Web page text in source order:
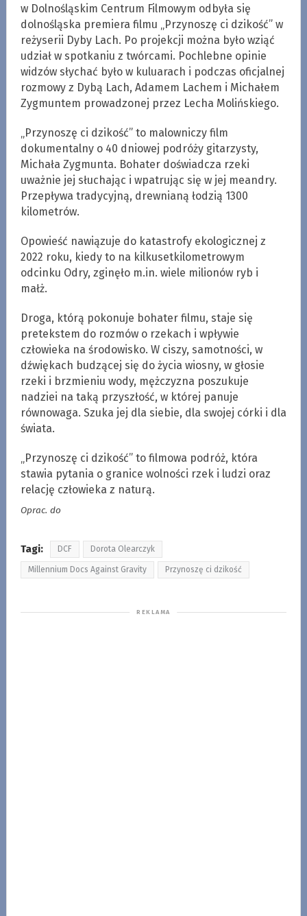
w Dolnośląskim Centrum Filmowym odbyła się
dolnośląska premiera filmu „Przynoszę ci dzikość” w
reżyserii Dyby Lach. Po projekcji można było wziąć
udział w spotkaniu z twórcami. Pochlebne opinie
widzów słychać było w kuluarach i podczas oficjalnej
rozmowy z Dybą Lach, Adamem Lachem i Michałem
Zygmuntem prowadzonej przez Lecha Molińskiego.
„Przynoszę ci dzikość” to malowniczy film
dokumentalny o 40 dniowej podróży gitarzysty,
Michała Zygmunta. Bohater doświadcza rzeki
uważnie jej słuchając i wpatrując się w jej meandry.
Przepływa tradycyjną, drewnianą łodzią 1300
kilometrów.
Opowieść nawiązuje do katastrofy ekologicznej z
2022 roku, kiedy to na kilkusetkilometrowym
odcinku Odry, zginęło m.in. wiele milionów ryb i
małż.
Droga, którą pokonuje bohater filmu, staje się
pretekstem do rozmów o rzekach i wpływie
człowieka na środowisko. W ciszy, samotności, w
dźwiękach budzącej się do życia wiosny, w głosie
rzeki i brzmieniu wody, mężczyzna poszukuje
nadziei na taką przyszłość, w której panuje
równowaga. Szuka jej dla siebie, dla swojej córki i dla
świata.
„Przynoszę ci dzikość” to filmowa podróż, która
stawia pytania o granice wolności rzek i ludzi oraz
relację człowieka z naturą.
Oprac. do
Tagi: DCF Dorota Olearczyk
Millennium Docs Against Gravity Przynoszę ci dzikość